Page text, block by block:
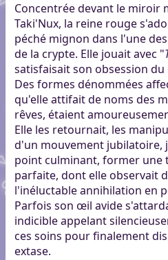
Concentrée devant le miroir
Taki'Nux, la reine rouge
péché mignon dans l'une
de la crypte. Elle jouait avec "
satisfaisait son obsession
Des formes dénommées
qu'elle attifait de noms des
rêves, étaient
Elle les retournait, les
d'un mouvement jubilatoire,
point culminant, former une
parfaite, dont elle observait
l'inéluctable annihilation en
Parfois son œil avide
indicible appelant
ces soins pour finalement
extase.